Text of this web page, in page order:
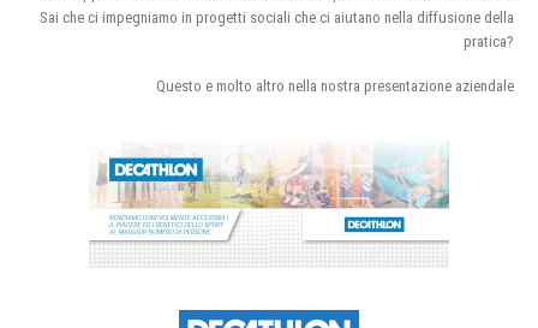
Sai che ci impegniamo in progetti sociali che ci aiutano nella diffusione della
pratica?
Questo e molto altro nella nostra presentazione aziendale